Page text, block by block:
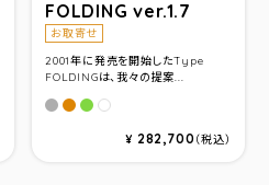
FOLDING ver.1.7
お取寄せ
2001年に発売を開始したType
FOLDINGは、我々の提案...
ユーロブラウン
ボンバーオレンジ
グリーン
パールホワイト
¥ 282,700（税込）